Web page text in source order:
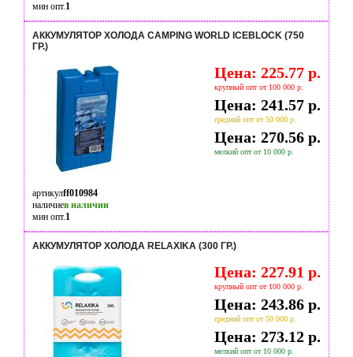
мин опт.1
АККУМУЛЯТОР ХОЛОДА CAMPING WORLD ICEBLOCK (750
ГР.)
Цена: 225.77 р.
крупный опт от 100 000 р.
Цена: 241.57 р.
средний опт от 50 000 р.
Цена: 270.56 р.
мелкий опт от 10 000 р.
артикулff010984
наличиев наличии
мин опт.1
АККУМУЛЯТОР ХОЛОДА RELAXIKA (300 ГР.)
Цена: 227.91 р.
крупный опт от 100 000 р.
Цена: 243.86 р.
средний опт от 50 000 р.
Цена: 273.12 р.
мелкий опт от 10 000 р.